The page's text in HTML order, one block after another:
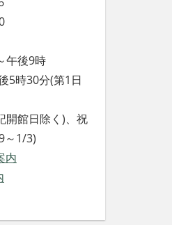
午後9時
5時30分(第1日
開館日除く)、祝
～1/3)
内